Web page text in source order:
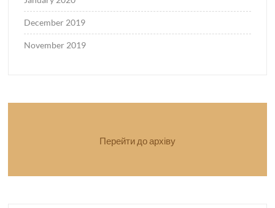
December 2019
November 2019
Перейти до архіву